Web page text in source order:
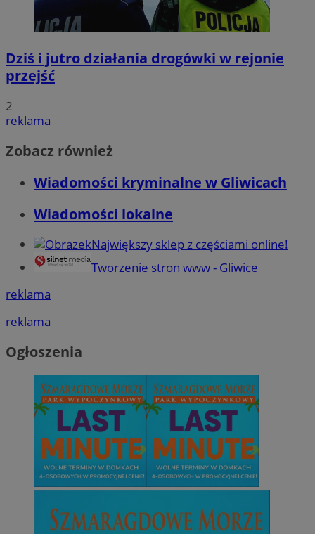
Dziś i jutro działania drogówki w rejonie
przejść
2
reklama
Zobacz również
Wiadomości kryminalne w Gliwicach
Wiadomości lokalne
Największy sklep z częściami online!
Tworzenie stron www - Gliwice
reklama
reklama
Ogłoszenia